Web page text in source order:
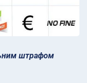
штрафом